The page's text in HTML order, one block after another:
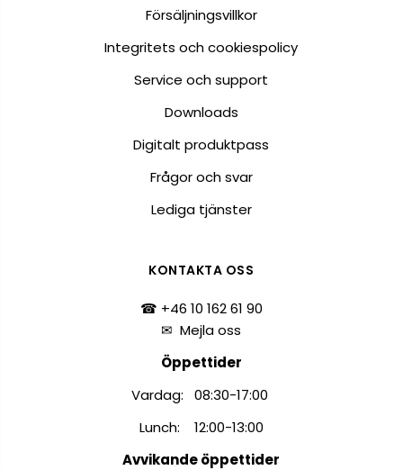
Försäljningsvillkor
Integritets och cookiespolicy
Service och support
Downloads
Digitalt produktpass
Frågor och svar
Lediga tjänster
KONTAKTA OSS
☎ +46 10 162 61 90
✉Mejla oss
Öppettider
Vardag: 08:30-17:00
Lunch: 12:00-13:00
Avvikande öppettider